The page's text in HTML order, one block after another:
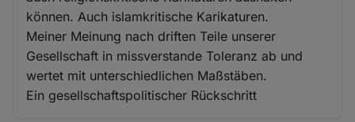
können. Auch islamkritische Karikaturen.
Meiner Meinung nach driften Teile unserer
Gesellschaft in missverstande Toleranz ab und
wertet mit unterschiedlichen Maßstäben.
Ein gesellschaftspolitischer Rückschritt